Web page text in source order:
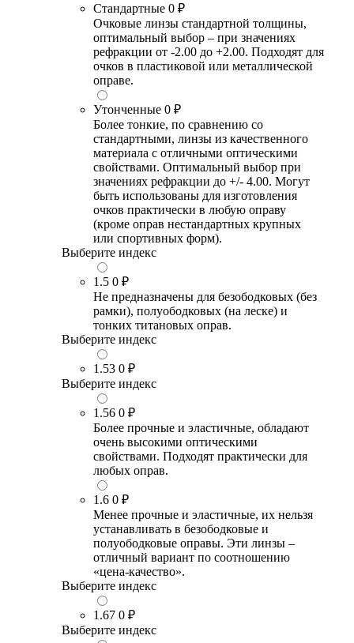
Стандартные 0 ₽
Очковые линзы стандартной толщины,
оптимальный выбор – при значениях
рефракции от -2.00 до +2.00. Подходят для
очков в пластиковой или металлической
оправе.
Утонченные 0 ₽
Более тонкие, по сравнению со
стандартными, линзы из качественного
материала с отличными оптическими
свойствами. Оптимальный выбор при
значениях рефракции до +/- 4.00. Могут
быть использованы для изготовления
очков практически в любую оправу
(кроме оправ нестандартных крупных
или спортивных форм).
Выберите индекс
1.5 0 ₽
Не предназначены для безободковых (без
рамки), полуободковых (на леске) и
тонких титановых оправ.
Выберите индекс
1.53 0 ₽
Выберите индекс
1.56 0 ₽
Более прочные и эластичные, обладают
очень высокими оптическими
свойствами. Подходят практически для
любых оправ.
1.6 0 ₽
Менее прочные и эластичные, их нельзя
устанавливать в безободковые и
полуободковые оправы. Эти линзы –
отличный вариант по соотношению
«цена-качество».
Выберите индекс
1.67 0 ₽
Выберите индекс